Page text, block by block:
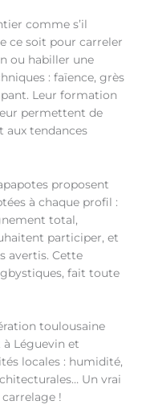
comme s’il
ce soit pour carreler
ou habiller une
: faïence, grès
Leur formation
permettent de
aux tendances
proposent
à chaque profil :
total,
participer, et
avertis. Cette
fait toute
toulousaine
Léguevin et
locales : humidité,
Un vrai
!